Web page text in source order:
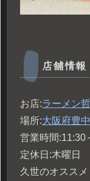
店舗情報
お店:ラーメン
場所:大阪府豊
営業時間:11:30
定休日:木曜日
久世のオススメ